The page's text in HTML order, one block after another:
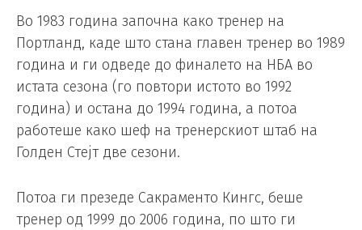
Во 1983 година започна како тренер на
Портланд, каде што стана главен тренер во 1989
година и ги одведе до финалето на НБА во
истата сезона (го повтори истото во 1992
година) и остана до 1994 година, а потоа
работеше како шеф на тренерскиот штаб на
Голден Стејт две сезони.
Потоа ги презеде Сакраменто Кингс, беше
тренер од 1999 до 2006 година, по што ги